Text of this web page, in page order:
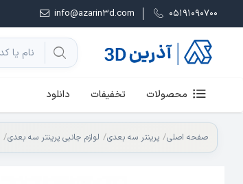
05191090700
info@azarin3d.com
محصولات تخفیفات دانلود
صفحه اصلی پرینتر سه بعدی لوازم جانبی پرینتر سه بعدی